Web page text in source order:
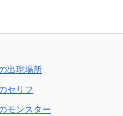
出現場所
セリフ
モンスター